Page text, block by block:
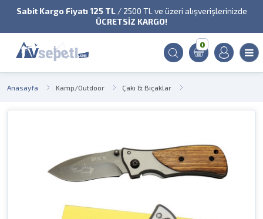
Sabit Kargo Fiyatı 125 TL/ 2500 TL ve üzeri alışverişlerinizde
ÜCRETSİZ KARGO!
0
Anasayfa Kamp/Outdoor Çakı & Bıçaklar